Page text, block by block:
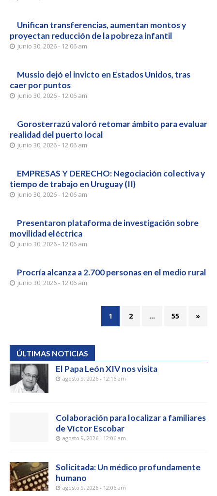
Unifican transferencias, aumentan montos y
proyectan reducción de la pobreza infantil
junio 30, 2026 - 12:06 am
Mussio dejó el invicto en Estados Unidos, tras
caer por puntos
junio 30, 2026 - 12:06 am
Gorosterrazú valoró retomar ámbito para evaluar
realidad del puerto local
junio 30, 2026 - 12:06 am
EMPRESAS Y DERECHO: Negociación colectiva y
tiempo de trabajo en Uruguay (II)
junio 30, 2026 - 12:06 am
Presentaron plataforma de investigación sobre
movilidad eléctrica
junio 30, 2026 - 12:06 am
Procría alcanza a 2.700 personas en el medio rural
junio 30, 2026 - 12:06 am
1 2 … 55 »
ÚLTIMAS NOTICIAS
El Papa León XIV nos visita
agosto 9, 2026 - 12:16 am
Colaboración para localizar a familiares
de Víctor Escobar
agosto 9, 2026 - 12:06 am
Solicitada: Un médico profundamente
humano
agosto 9, 2026 - 12:06 am